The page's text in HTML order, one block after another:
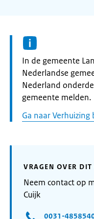
Informatie:
In de gemeente
Nederlandse
Nederland
gemeente melden.
Ga naar
VRAGEN OVER DIT
Neem contact op
Cuijk
0031-